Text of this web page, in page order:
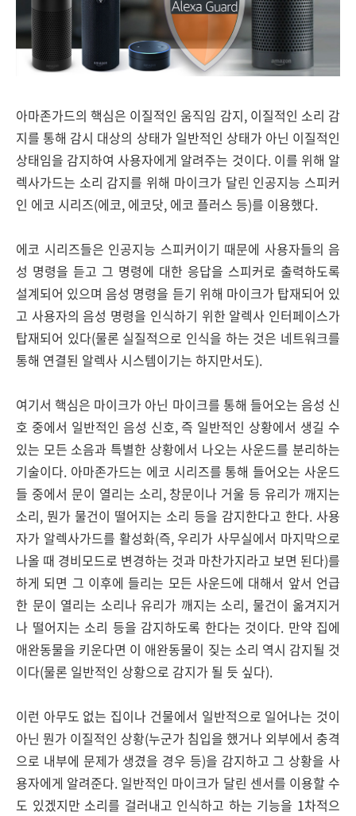
아마존가드의 핵심은 이질적인 움직임 감지, 이질적인 소리 감
지를 통해 감시 대상의 상태가 일반적인 상태가 아닌 이질적인
상태임을 감지하여 사용자에게 알려주는 것이다. 이를 위해 알
렉사가드는 소리 감지를 위해 마이크가 달린 인공지능 스피커
인 에코 시리즈(에코, 에코닷, 에코 플러스 등)를 이용했다.
에코 시리즈들은 인공지능 스피커이기 때문에 사용자들의 음
성 명령을 듣고 그 명령에 대한 응답을 스피커로 출력하도록
설계되어 있으며 음성 명령을 듣기 위해 마이크가 탑재되어 있
고 사용자의 음성 명령을 인식하기 위한 알렉사 인터페이스가
탑재되어 있다(물론 실질적으로 인식을 하는 것은 네트워크를
통해 연결된 알렉사 시스템이기는 하지만서도).
여기서 핵심은 마이크가 아닌 마이크를 통해 들어오는 음성 신
호 중에서 일반적인 음성 신호, 즉 일반적인 상황에서 생길 수
있는 모든 소음과 특별한 상황에서 나오는 사운드를 분리하는
기술이다. 아마존가드는 에코 시리즈를 통해 들어오는 사운드
들 중에서 문이 열리는 소리, 창문이나 거울 등 유리가 깨지는
소리, 뭔가 물건이 떨어지는 소리 등을 감지한다고 한다. 사용
자가 알렉사가드를 활성화(즉, 우리가 사무실에서 마지막으로
나올 때 경비모드로 변경하는 것과 마찬가지라고 보면 된다)를
하게 되면 그 이후에 들리는 모든 사운드에 대해서 앞서 언급
한 문이 열리는 소리나 유리가 깨지는 소리, 물건이 옮겨지거
나 떨어지는 소리 등을 감지하도록 한다는 것이다. 만약 집에
애완동물을 키운다면 이 애완동물이 짖는 소리 역시 감지될 것
이다(물론 일반적인 상황으로 감지가 될 듯 싶다).
이런 아무도 없는 집이나 건물에서 일반적으로 일어나는 것이
아닌 뭔가 이질적인 상황(누군가 침입을 했거나 외부에서 충격
으로 내부에 문제가 생겼을 경우 등)을 감지하고 그 상황을 사
용자에게 알려준다. 일반적인 마이크가 달린 센서를 이용할 수
도 있겠지만 소리를 걸러내고 인식하고 하는 기능을 1차적으